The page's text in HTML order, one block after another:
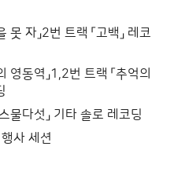
못 자」2번 트랙 「고백」 레코
영동역」1,2번 트랙 「추억의
물다섯」 기타 솔로 레코딩
사 세션